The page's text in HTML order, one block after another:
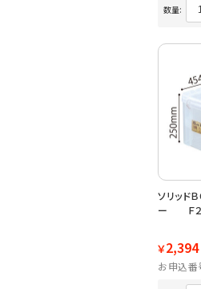
数量:
ソリッド
ー Ｆ２
￥2,394
お申込